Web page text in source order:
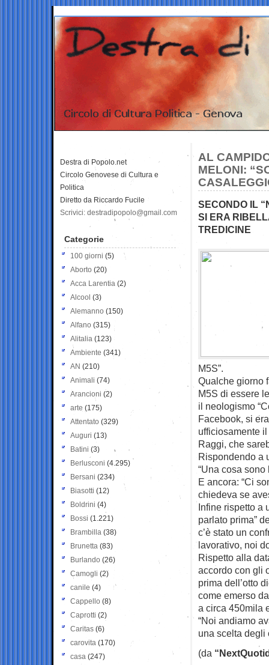
AL
MELONI:
SECONDO IL
SI ERA
TREDICINE
M5S”.
Qualche giorno
M5S di essere
il neologismo
Facebook, si
ufficiosamente
Raggi, che
Rispondendo a
“Una cosa sono
E ancora: “Ci
chiedeva se
Infine rispetto a
parlato prima”
c’è stato un
lavorativo, noi
Rispetto alla
accordo con gli
prima dell’otto
come emerso
a circa 450mila
“Noi andiamo
una scelta degli
(da
Destra di Popolo.net
Circolo Genovese di Cultura e
Politica
Diretto da Riccardo Fucile
Scrivici: destradipopolo@gmail.com
Categorie
100 giorni (5)
Aborto (20)
Acca Larentia (2)
Alcool (3)
Alemanno (150)
Alfano (315)
Alitalia (123)
Ambiente (341)
AN (210)
Animali (74)
Arancioni (2)
arte (175)
Attentato (329)
Auguri (13)
Batini (3)
Berlusconi (4.295)
Bersani (234)
Biasotti (12)
Boldrini (4)
Bossi (1.221)
Brambilla (38)
Brunetta (83)
Burlando (26)
Camogli (2)
canile (4)
Cappello (8)
Caprotti (2)
Caritas (6)
carovita (170)
casa (247)